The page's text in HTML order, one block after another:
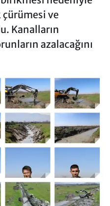
çürümesi ve
Kanalların
azalacağını